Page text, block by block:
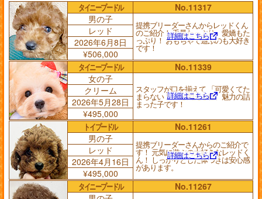
タイニープードル
No.11317
男の子
提携ブリーダーさんからレッドくん
のご紹介！ 毛量たっぷり、愛嬌もた
っぷり！ おもちゃで遊ぶのも大好き
です！
詳細はこちら
レッド
2026年6月8日
¥506,000
タイニープードル
No.11339
女の子
スタッフが口を揃えて 「可愛くてた
まらない！」 と悶える程、魅力の詰
まった子です！
詳細はこちら
クリーム
2026年5月28日
¥495,000
トイプードル
No.11261
男の子
提携ブリーダーさんからのご紹介で
す！ 元気に遊ぶの大好きなレッドく
ん！ しっかりとした体つきは安心感
があります。
詳細はこちら
レッド
2026年4月16日
¥495,000
タイニープードル
No.11267